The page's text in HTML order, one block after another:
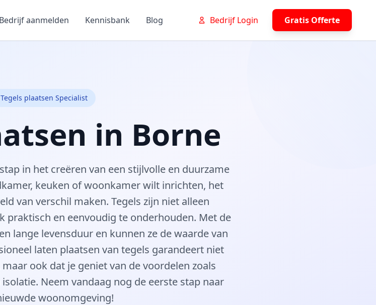
Bedrijf aanmelden Kennisbank Blog Bedrijf Login Gratis Offerte
Tegels plaatsen Specialist
in Borne
in het creëren van een stijlvolle en duurzame
keuken of woonkamer wilt inrichten, het
van verschil maken. Tegels zijn niet alleen
praktisch en eenvoudig te onderhouden. Met de
lange levensduur en kunnen ze de waarde van
laten plaatsen van tegels garandeert niet
ook dat je geniet van de voordelen zoals
Neem vandaag nog de eerste stap naar
woonomgeving!